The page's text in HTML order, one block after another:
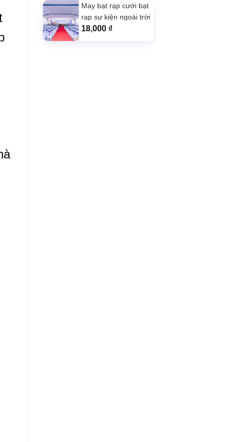
May bạt rạp cưới bạt
rạp sự kiện ngoài trời
màu trắng xám
18,000 ₫